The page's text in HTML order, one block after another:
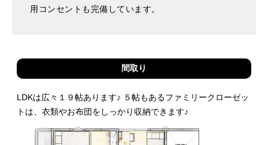
用コンセントも完備しています。
間取り
LDKは広々１９帖あります♪ ５帖もあるファミリークローゼッ
トは、衣類やお布団をしっかり収納できます♪